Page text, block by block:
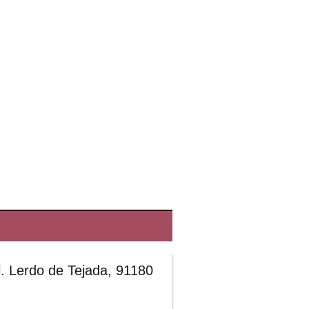
Lerdo de Tejada, 91180